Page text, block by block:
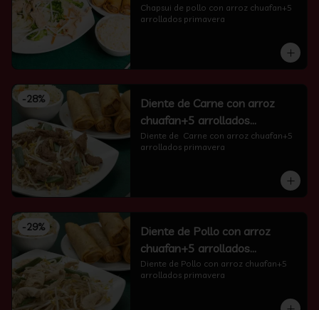
primavera
Chapsui de pollo con arroz chuafan+5
arrollados primavera
-28%
Diente de Carne con arroz
chuafan+5 arrollados
primavera
Diente de  Carne con arroz chuafan+5
arrollados primavera
-29%
Diente de Pollo con arroz
chuafan+5 arrollados
primavera
Diente de Pollo con arroz chuafan+5
arrollados primavera